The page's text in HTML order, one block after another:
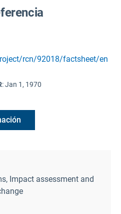
rcn/92018/factsheet/en
:Jan 1, 1970
Impact assessment and